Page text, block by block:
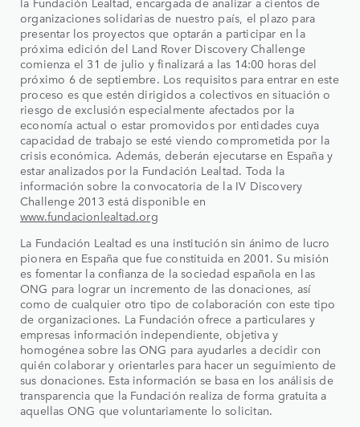
organizaciones solidarias de nuestro país, el plazo para
presentar los proyectos que optarán a participar en la
próxima edición del Land Rover Discovery Challenge
comienza el 31 de julio y finalizará a las 14:00 horas del
próximo 6 de septiembre. Los requisitos para entrar en este
proceso es que estén dirigidos a colectivos en situación o
riesgo de exclusión especialmente afectados por la
economía actual o estar promovidos por entidades cuya
capacidad de trabajo se esté viendo comprometida por la
crisis económica. Además, deberán ejecutarse en España y
estar analizados por la Fundación Lealtad. Toda la
información sobre la convocatoria de la IV Discovery
Challenge 2013 está disponible en
www.fundacionlealtad.org
La Fundación Lealtad es una institución sin ánimo de lucro
pionera en España que fue constituida en 2001. Su misión
es fomentar la confianza de la sociedad española en las
ONG para lograr un incremento de las donaciones, así
como de cualquier otro tipo de colaboración con este tipo
de organizaciones. La Fundación ofrece a particulares y
empresas información independiente, objetiva y
homogénea sobre las ONG para ayudarles a decidir con
quién colaborar y orientarles para hacer un seguimiento de
sus donaciones. Esta información se basa en los análisis de
transparencia que la Fundación realiza de forma gratuita a
aquellas ONG que voluntariamente lo solicitan.